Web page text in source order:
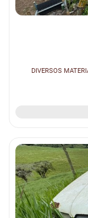
DIVERSOS